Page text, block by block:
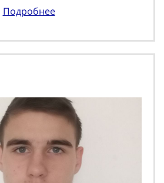
Подробнее